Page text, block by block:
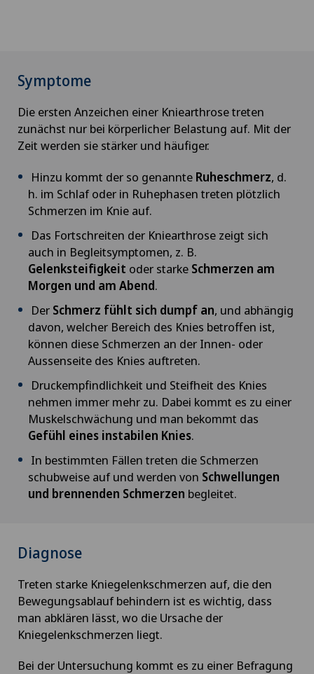
Symptome
Die ersten Anzeichen einer Kniearthrose treten
zunächst nur bei körperlicher Belastung auf. Mit der
Zeit werden sie stärker und häufiger.
Hinzu kommt der so genannte Ruheschmerz, d.
h. im Schlaf oder in Ruhephasen treten plötzlich
Schmerzen im Knie auf.
Das Fortschreiten der Kniearthrose zeigt sich
auch in Begleitsymptomen, z. B.
Gelenksteifigkeit oder starke Schmerzen am
Morgen und am Abend.
Der Schmerz fühlt sich dumpf an, und abhängig
davon, welcher Bereich des Knies betroffen ist,
können diese Schmerzen an der Innen- oder
Aussenseite des Knies auftreten.
Druckempfindlichkeit und Steifheit des Knies
nehmen immer mehr zu. Dabei kommt es zu einer
Muskelschwächung und man bekommt das
Gefühl eines instabilen Knies.
In bestimmten Fällen treten die Schmerzen
schubweise auf und werden von Schwellungen
und brennenden Schmerzen begleitet.
Diagnose
Treten starke Kniegelenkschmerzen auf, die den
Bewegungsablauf behindern ist es wichtig, dass
man abklären lässt, wo die Ursache der
Kniegelenkschmerzen liegt.
Bei der Untersuchung kommt es zu einer Befragung